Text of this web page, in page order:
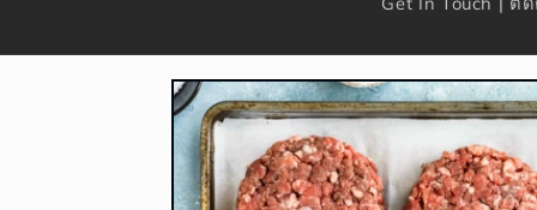
Skip to
product
information